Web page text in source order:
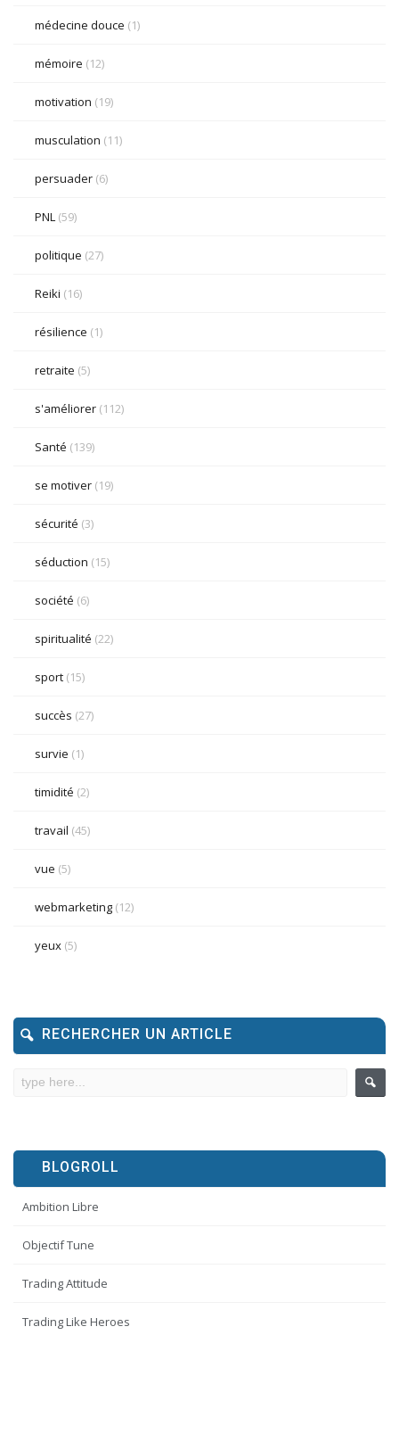
médecine douce (1)
mémoire (12)
motivation (19)
musculation (11)
persuader (6)
PNL (59)
politique (27)
Reiki (16)
résilience (1)
retraite (5)
s'améliorer (112)
Santé (139)
se motiver (19)
sécurité (3)
séduction (15)
société (6)
spiritualité (22)
sport (15)
succès (27)
survie (1)
timidité (2)
travail (45)
vue (5)
webmarketing (12)
yeux (5)
RECHERCHER UN ARTICLE
BLOGROLL
Ambition Libre
Objectif Tune
Trading Attitude
Trading Like Heroes